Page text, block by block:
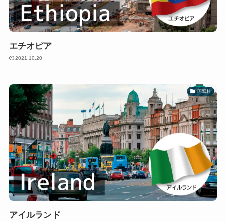
エチオピア
2021.10.20
国際村
アイルランド